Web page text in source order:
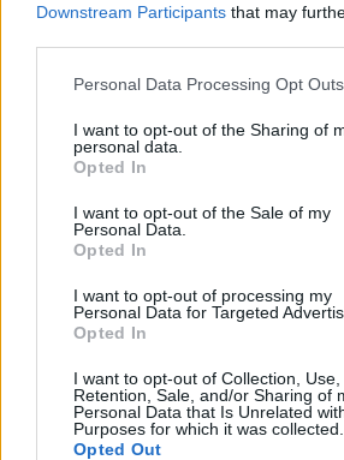
Downstream Participants that may
Personal Data Processing Opt Outs
I want to opt-out of the Sharing of
personal data.
Opted In
I want to opt-out of the Sale of my
Personal Data.
Opted In
I want to opt-out of processing my
Personal Data for Targeted
Opted In
I want to opt-out of Collection, Use,
Retention, Sale, and/or Sharing of
Personal Data that Is Unrelated
Purposes for which it was collected.
Opted Out